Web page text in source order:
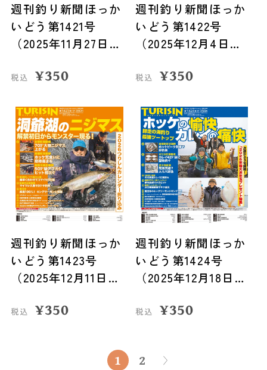
週刊釣り新聞ほっか
いどう第1421号
（2025年11月27日発
税込 ¥350
週刊釣り新聞ほっか
いどう第1422号
（2025年12月4日発
税込 ¥350
週刊釣り新聞ほっか
いどう第1423号
（2025年12月11日発
税込 ¥350
週刊釣り新聞ほっか
いどう第1424号
（2025年12月18日発
税込 ¥350
1 2